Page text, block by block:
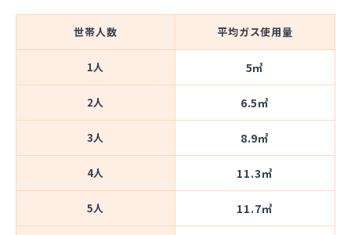
世帯人数 平均ガス使用量
1人 5㎥
2人 6.5㎥
3人 8.9㎥
4人 11.3㎥
5人 11.7㎥